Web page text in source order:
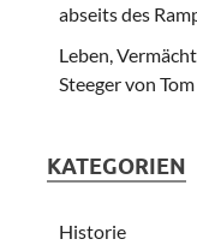
abseits des
Leben,
Steeger von
KATEGORIEN
Historie